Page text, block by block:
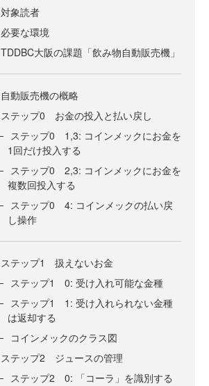
対象読者
必要な環境
TDDBC大阪の課題「飲み物自動販売機」
自動販売機の概略
ステップ0 お金の投入と払い戻し
ステップ0 1,3: コインメックにお金を
1回だけ投入する
ステップ0 2,3: コインメックにお金を
複数回投入する
ステップ0 4: コインメックの払い戻
し操作
ステップ1 扱えないお金
ステップ1 0: 受け入れ可能な金種
ステップ1 1: 受け入れられない金種
は返却する
コインメックのクラス図
ステップ2 ジュースの管理
ステップ2 0: 「コーラ」を識別する